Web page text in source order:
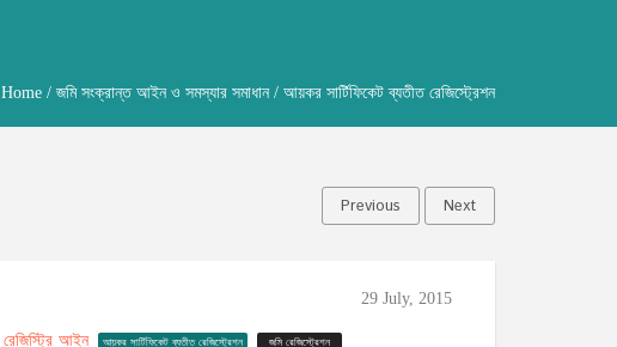
Home / জমি সংক্রান্ত আইন ও সমস্যার সমাধান/ আয়কর সার্টিফিকেট ব্যতীত রেজিস্ট্রেশন
Previous Next
29 July, 2015
রেজিস্ট্রি আইন আয়কর সার্টিফিকেট ব্যতীত রেজিস্ট্রেশন জমি রেজিস্ট্রেশন